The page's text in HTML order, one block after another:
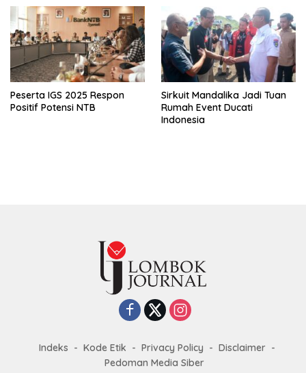
Peserta IGS 2025 Respon
Positif Potensi NTB
Sirkuit Mandalika Jadi Tuan
Rumah Event Ducati
Indonesia
Indeks Kode Etik Privacy Policy
Disclaimer
Pedoman Media Siber